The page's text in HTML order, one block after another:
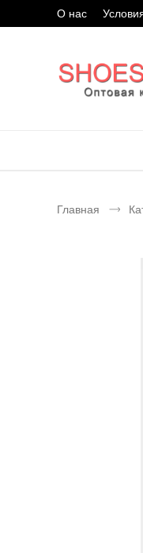
О нас
Главная